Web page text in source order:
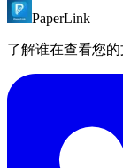
PaperLink 以获得
Notion 共享不提
期设置。
设计。
PaperLink
了解谁在查看您